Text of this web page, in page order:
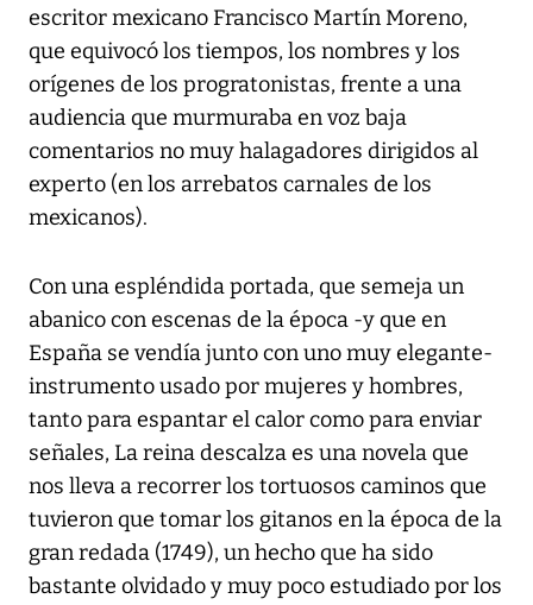
escritor mexicano Francisco Martín Moreno,
que equivocó los tiempos, los nombres y los
orígenes de los progratonistas, frente a una
audiencia que murmuraba en voz baja
comentarios no muy halagadores dirigidos al
experto (en los arrebatos carnales de los
mexicanos).
Con una espléndida portada, que semeja un
abanico con escenas de la época -y que en
España se vendía junto con uno muy elegante-
instrumento usado por mujeres y hombres,
tanto para espantar el calor como para enviar
señales, La reina descalza es una novela que
nos lleva a recorrer los tortuosos caminos que
tuvieron que tomar los gitanos en la época de la
gran redada (1749), un hecho que ha sido
bastante olvidado y muy poco estudiado por los